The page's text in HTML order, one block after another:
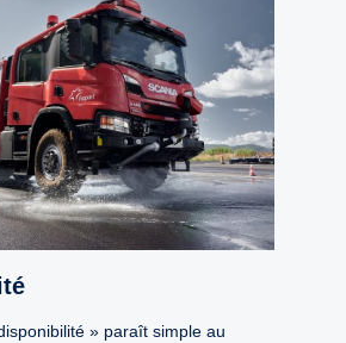
» paraît simple au